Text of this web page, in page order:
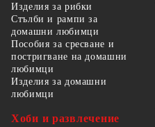
Изделия за рибки
Стълби и рампи за
домашни любимци
Пособия за сресване и
постригване на домашни
любимци
Изделия за домашни
любимци
Хоби и развлечение